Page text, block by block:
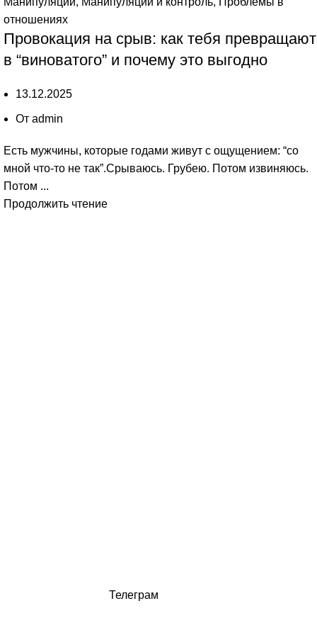
отношениях
Провокация на срыв: как тебя превращают
в “виноватого” и почему это выгодно
13.12.2025
От admin
Есть мужчины, которые годами живут с ощущением: “со
мной что-то не так”.Срываюсь. Грубею. Потом извиняюсь.
Потом ...
Продолжить чтение
Телеграм